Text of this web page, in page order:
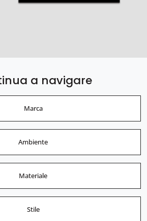
a navigare
Marca
Ambiente
Materiale
Stile